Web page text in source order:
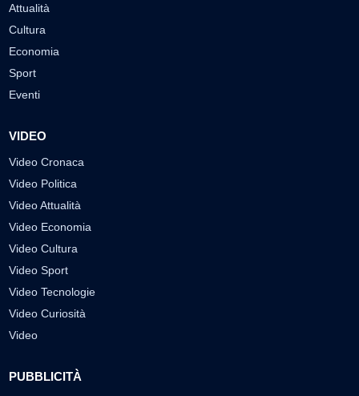
Attualità
Cultura
Economia
Sport
Eventi
VIDEO
Video Cronaca
Video Politica
Video Attualità
Video Economia
Video Cultura
Video Sport
Video Tecnologie
Video Curiosità
Video
PUBBLICITÀ